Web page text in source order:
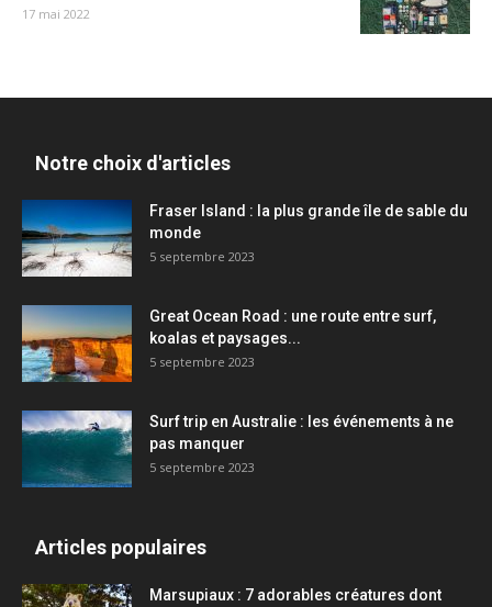
17 mai 2022
Notre choix d'articles
Fraser Island : la plus grande île de sable du
monde
5 septembre 2023
Great Ocean Road : une route entre surf,
koalas et paysages...
5 septembre 2023
Surf trip en Australie : les événements à ne
pas manquer
5 septembre 2023
Articles populaires
Marsupiaux : 7 adorables créatures dont